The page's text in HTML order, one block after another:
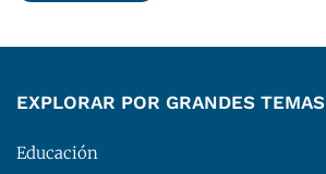
EXPLORAR POR GRANDES TEMAS
Educación